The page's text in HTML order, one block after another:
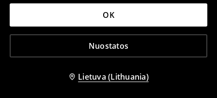
Nuostatos
OK
Lietuva (Lithuania)
partneriams teikiama jums naudojantis mūsų
Todėl galite matyti suasmenintą turinį, susijusį su
mūsų prekėmis, kuris jus labiau domina ir atitinka
sėkmingumą bei parengti ataskaitas dėl tokio turinio.